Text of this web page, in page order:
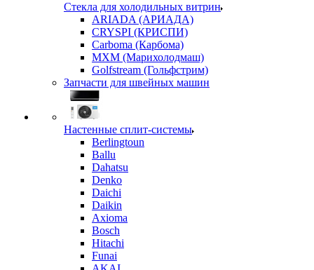
Стекла для холодильных витрин
ARIADA (АРИАДА)
CRYSPI (КРИСПИ)
Carboma (Карбома)
MXM (Марихолодмаш)
Golfstream (Гольфстрим)
Запчасти для швейных машин
Настенные сплит-системы
Berlingtoun
Ballu
Dahatsu
Denko
Daichi
Daikin
Axioma
Bosch
Hitachi
Funai